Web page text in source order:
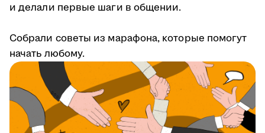
и делали первые шаги в общении.
Собрали советы из марафона, которые помогут
начать любому.